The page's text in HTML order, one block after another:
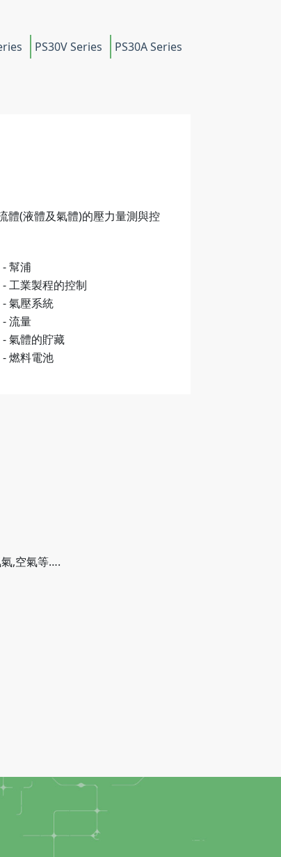
PS30V Series PS30A Series
體(液體及氣體)的壓力量測與控
- 幫浦
- 工業製程的控制
- 氣壓系統
- 流量
- 氣體的貯藏
- 燃料電池
,空氣等….